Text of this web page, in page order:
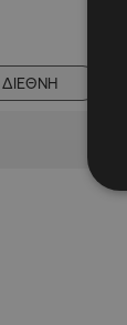
ΔΙΕΘΝΗ